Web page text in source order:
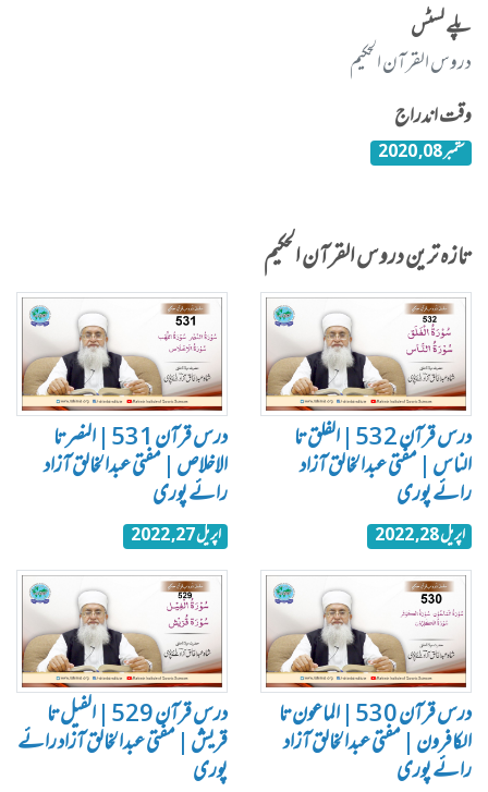
پلے لسٹس
دروس القرآن الحکیم
وقت اندراج
ستمبر 08, 2020
تازہ ترین دروس القرآن الحکیم
درس قرآن 532 | الفلق تا
الناس | مفتی عبدالخالق آزاد
رائے پوری
اپریل 28, 2022
درس قرآن 531 | النصر تا
الاخلاص | مفتی عبدالخالق آزاد
رائے پوری
اپریل 27, 2022
درس قرآن 530 | الماعون تا
الکافرون | مفتی عبدالخالق آزاد
رائے پوری
درس قرآن 529 | الفیل تا
قریش | مفتی عبدالخالق آزاد رائے
پوری